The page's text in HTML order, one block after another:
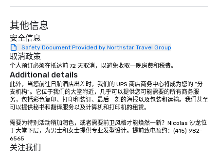
event to the water
其他信息
安全信息
Safety Document Provided by Northstar Travel Group
取消政策
个人预订必须在抵达前 72 天取消，以避免收取一晚房费和税费。
Additional details
此外，当您前往日航酒店出差时，我们的 UPS 商店商务中心将成为您的 “分
支机构”。它位于我们的大堂附近，几乎可以提供您可能需要的所有商务服
务，包括彩色复印、打印和装订、最后一刻的海报以及包装和运输。我们甚至
可以提供秘书和翻译服务以及计算机和打印机的租赁。
需要为特别活动稍加润色，或者需要前卫风格才能焕然一新？Nicolas 沙龙位
于大堂下层，为男士和女士提供专业发型设计。提前致电预约：(415) 982-
6565
关注我们